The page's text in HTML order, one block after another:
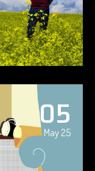
05
May 25